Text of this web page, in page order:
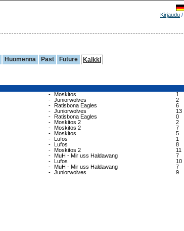
Kirjaudu /
Huomenna Past Future
Kaikki
- Moskitos 1
- Juniorwolves 2
- Ratisbona Eagles 6
- Juniorwolves 13
- Ratisbona Eagles 0
- Moskitos 2 2
- Moskitos 2 7
- Moskitos 5
- Lufos 1
- Lufos 8
- Moskitos 2 11
- MuH - Mir uss Haldawang 7
- Lufos 10
- MuH - Mir uss Haldawang 7
- Juniorwolves 9